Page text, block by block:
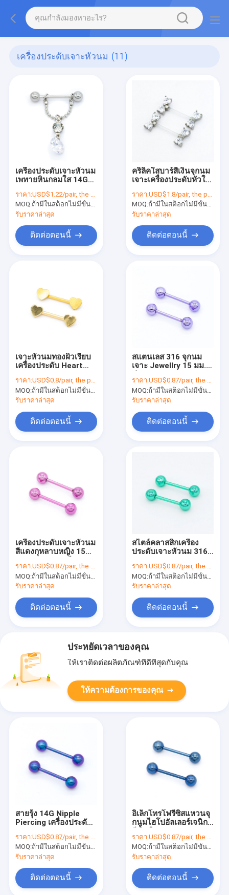
เครื่องประดับเจาะหัวนม (11)
เครื่องประดับเจาะหัวนม
เพทายหินกลมใส 14G
ราคา:USD$1.22/pair, the price will be more lower according to qty.
MOQ:ถ้ามีในสต็อกไม่มีขั้นต่ำถ้าไม่มีต้อง 300 ชิ้น
รับราคาล่าสุด
ติดต่อตอนนี้
คริลิคใสบาร์สีเงินจุกนม
เจาะเครื่องประดับหัวใจ
ราคา:USD$1.8/pair, the price will be more lower according to qty.
MOQ:ถ้ามีในสต็อกไม่มีขั้นต่ำถ้าไม่มีต้อง 300 ชิ้น
รับราคาล่าสุด
ติดต่อตอนนี้
เจาะหัวนมทองผิวเรียบ
เครื่องประดับ Heart
ราคา:USD$0.8/pair, the price will be more lower according to qty.
MOQ:ถ้ามีในสต็อกไม่มีขั้นต่ำถ้าไม่มีต้อง 300 ชิ้น
รับราคาล่าสุด
ติดต่อตอนนี้
สแตนเลส 316 จุกนม
เจาะ Jewellry 15 มม. สี
ราคา:USD$0.87/pair, the price will be more lower according to qty.
MOQ:ถ้ามีในสต็อกไม่มีขั้นต่ำถ้าไม่มีต้อง 300 ชิ้น
รับราคาล่าสุด
ติดต่อตอนนี้
เครื่องประดับเจาะหัวนม
สีแดงกุหลาบหญิง 15
จุกนม
ราคา:USD$0.87/pair, the price will be more lower according to qty.
MOQ:ถ้ามีในสต็อกไม่มีขั้นต่ำถ้าไม่มีต้อง 300 ชิ้น
รับราคาล่าสุด
ติดต่อตอนนี้
สไตล์คลาสสิกเครื่อง
ประดับเจาะหัวนม 316L
ราคา:USD$0.87/pair, the price will be more lower according to qty.
MOQ:ถ้ามีในสต็อกไม่มีขั้นต่ำถ้าไม่มีต้อง 300 ชิ้น
รับราคาล่าสุด
ติดต่อตอนนี้
ประหยัดเวลาของคุณ
ให้เราติดต่อผลิตภัณฑ์ที่ดีที่สุดกับคุณ
ให้ความต้องการของคุณ
สายรุ้ง 14G Nipple
Piercing เครื่องประดับ
Nipple Rings
ราคา:USD$0.87/pair, the price will be more lower according to qty.
MOQ:ถ้ามีในสต็อกไม่มีขั้นต่ำถ้าไม่มีต้อง 300 ชิ้น
รับราคาล่าสุด
ติดต่อตอนนี้
อิเล็กโทรโฟรีซิสแหวนจุ
กนมไฮโปอัลเลอร์เจนิก
ราคา:USD$0.87/pair, the price will be more lower according to qty.
MOQ:ถ้ามีในสต็อกไม่มีขั้นต่ำถ้าไม่มีต้อง 300 ชิ้น
รับราคาล่าสุด
ติดต่อตอนนี้